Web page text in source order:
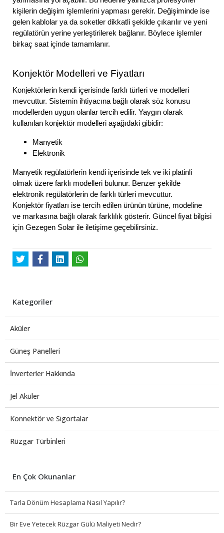
kişilerin değişim işlemlerini yapması gerekir. Değişiminde ise
gelen kablolar ya da soketler dikkatli şekilde çıkarılır ve yeni
regülatörün yerine yerleştirilerek bağlanır. Böylece işlemler
birkaç saat içinde tamamlanır.
Konjektör Modelleri ve Fiyatları
Konjektörlerin kendi içerisinde farklı türleri ve modelleri
mevcuttur. Sistemin ihtiyacına bağlı olarak söz konusu
modellerden uygun olanlar tercih edilir. Yaygın olarak
kullanılan konjektör modelleri aşağıdaki gibidir:
Manyetik
Elektronik
Manyetik regülatörlerin kendi içerisinde tek ve iki platinli
olmak üzere farklı modelleri bulunur. Benzer şekilde
elektronik regülatörlerin de farklı türleri mevcuttur.
Konjektör fiyatları ise tercih edilen ürünün türüne, modeline
ve markasına bağlı olarak farklılık gösterir. Güncel fiyat bilgisi
için Gezegen Solar ile iletişime geçebilirsiniz.
Kategoriler
Aküler
Güneş Panelleri
İnverterler Hakkında
Jel Aküler
Konnektör ve Sigortalar
Rüzgar Türbinleri
En Çok Okunanlar
Tarla Dönüm Hesaplama Nasıl Yapılır?
Bir Eve Yetecek Rüzgar Gülü Maliyeti Nedir?